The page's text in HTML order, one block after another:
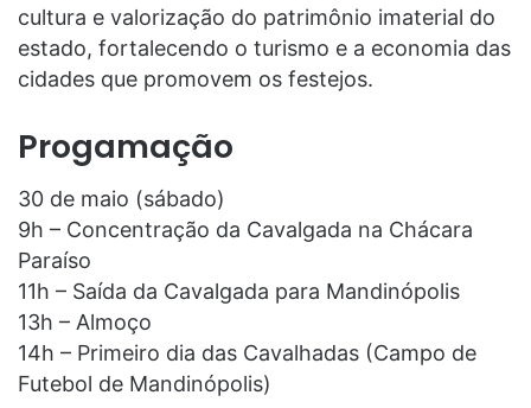
cultura e valorização do patrimônio imaterial do
estado, fortalecendo o turismo e a economia das
cidades que promovem os festejos.
Progamação
30 de maio (sábado)
9h – Concentração da Cavalgada na Chácara
Paraíso
11h – Saída da Cavalgada para Mandinópolis
13h – Almoço
14h – Primeiro dia das Cavalhadas (Campo de
Futebol de Mandinópolis)